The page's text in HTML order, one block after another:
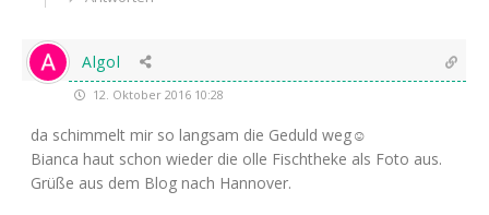
Algol
12. Oktober 2016 10:28
da schim­melt mir so lang­sam die Geduld weg☺
Bian­ca haut schon wie­der die olle Fisch­the­ke als Foto aus.
Grü­ße aus dem Blog nach Hannover.